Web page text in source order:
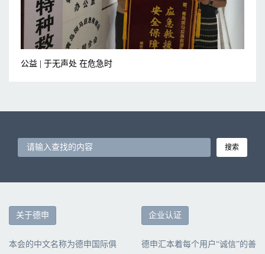
公益 | 于无声处 在危急时
搜索
关于德申
本会的中文名称为德申国际俱
企业认证
德申汇本着每个用户“诚信”的善